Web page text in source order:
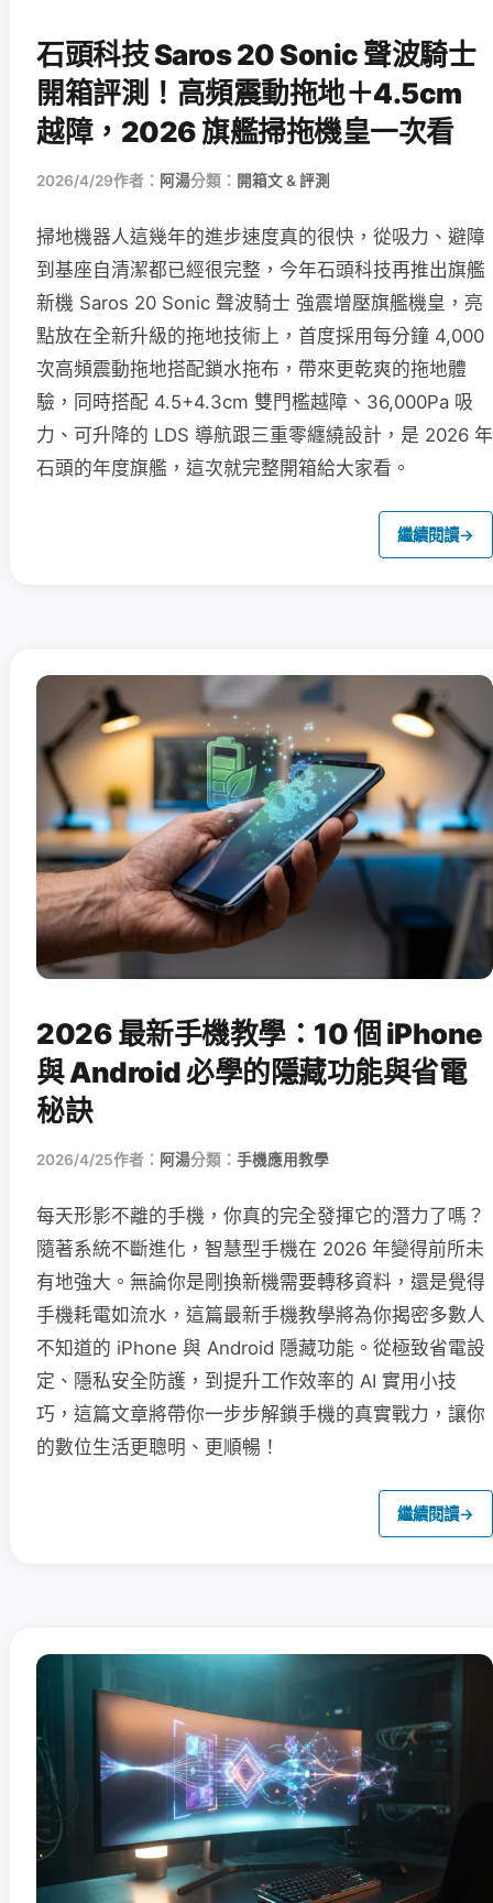
石頭科技 Saros 20 Sonic 聲波騎士
開箱評測！高頻震動拖地＋4.5cm
越障，2026 旗艦掃拖機皇一次看
2026/4/29作者： 阿湯分類： 開箱文 & 評測
掃地機器人這幾年的進步速度真的很快，從吸力、避障
到基座自清潔都已經很完整，今年石頭科技再推出旗艦
新機 Saros 20 Sonic 聲波騎士 強震增壓旗艦機皇，亮
點放在全新升級的拖地技術上，首度採用每分鐘 4,000
次高頻震動拖地搭配鎖水拖布，帶來更乾爽的拖地體
驗，同時搭配 4.5+4.3cm 雙門檻越障、36,000Pa 吸
力、可升降的 LDS 導航跟三重零纏繞設計，是 2026 年
石頭的年度旗艦，這次就完整開箱給大家看。
繼續閱讀→
2026 最新手機教學：10 個 iPhone
與 Android 必學的隱藏功能與省電
秘訣
2026/4/25作者： 阿湯分類： 手機應用教學
每天形影不離的手機，你真的完全發揮它的潛力了嗎？
隨著系統不斷進化，智慧型手機在 2026 年變得前所未
有地強大。無論你是剛換新機需要轉移資料，還是覺得
手機耗電如流水，這篇最新手機教學將為你揭密多數人
不知道的 iPhone 與 Android 隱藏功能。從極致省電設
定、隱私安全防護，到提升工作效率的 AI 實用小技
巧，這篇文章將帶你一步步解鎖手機的真實戰力，讓你
的數位生活更聰明、更順暢！
繼續閱讀→